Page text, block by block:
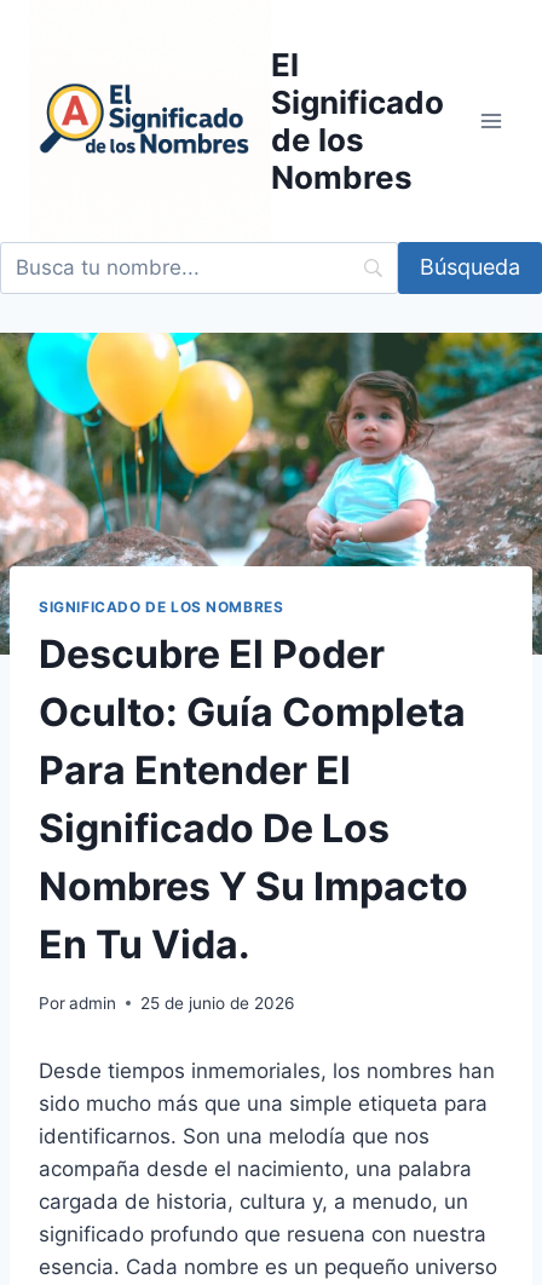
contenido
El
Significado
de los
Nombres
SIGNIFICADO DE LOS NOMBRES
Descubre El Poder
Oculto: Guía Completa
Para Entender El
Significado De Los
Nombres Y Su Impacto
En Tu Vida.
Poradmin 25 de junio de 2026
Desde tiempos inmemoriales, los nombres han
sido mucho más que una simple etiqueta para
identificarnos. Son una melodía que nos
acompaña desde el nacimiento, una palabra
cargada de historia, cultura y, a menudo, un
significado profundo que resuena con nuestra
esencia. Cada nombre es un pequeño universo